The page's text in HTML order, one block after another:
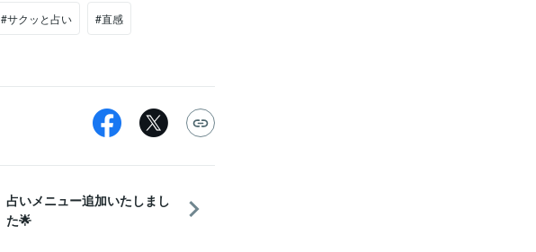
#サクッと占い #直感
占いメニュー追加いたしまし
た🌟